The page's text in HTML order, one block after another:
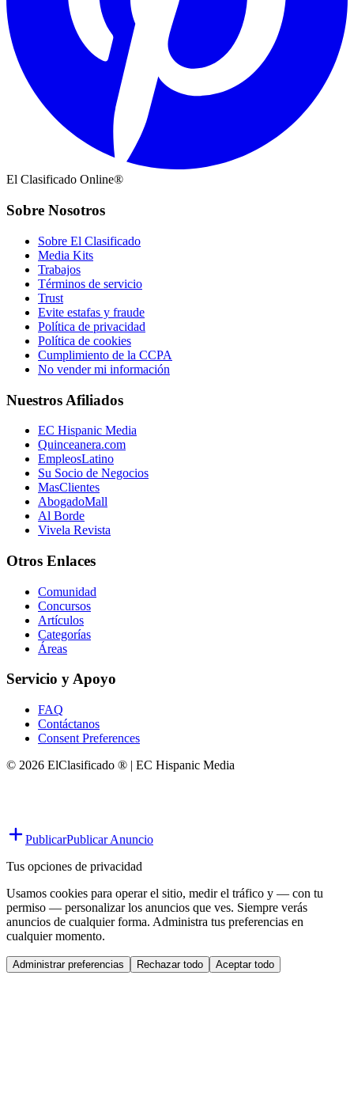
El Clasificado Online®
Sobre Nosotros
Sobre El Clasificado
Media Kits
Trabajos
Términos de servicio
Trust
Evite estafas y fraude
Política de privacidad
Política de cookies
Cumplimiento de la CCPA
No vender mi información
Nuestros Afiliados
EC Hispanic Media
Quinceanera.com
EmpleosLatino
Su Socio de Negocios
MasClientes
AbogadoMall
Al Borde
Vivela Revista
Otros Enlaces
Comunidad
Concursos
Artículos
Categorías
Áreas
Servicio y Apoyo
FAQ
Contáctanos
Consent Preferences
© 2026 ElClasificado ® | EC Hispanic Media
PublicarPublicar Anuncio
Tus opciones de privacidad
Usamos cookies para operar el sitio, medir el tráfico y — con tu
permiso — personalizar los anuncios que ves. Siempre verás
anuncios de cualquier forma. Administra tus preferencias en
cualquier momento.
Administrar preferencias Rechazar todo Aceptar todo